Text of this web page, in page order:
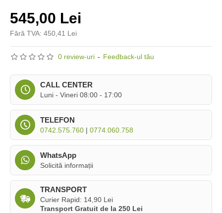
0 review-uri - Feedback-ul tău
545,00 Lei
Fără TVA: 450,41 Lei
CALL CENTER
Luni - Vineri 08:00 - 17:00
TELEFON
0742.575.760 | 0774.060.758
WhatsApp
Solicită informații
TRANSPORT
Curier Rapid: 14,90 Lei
Transport Gratuit de la 250 Lei